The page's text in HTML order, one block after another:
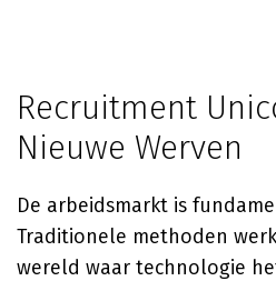
Recruitment
Nieuwe Werven
De arbeidsmarkt is
Traditionele methoden
wereld waar technologie